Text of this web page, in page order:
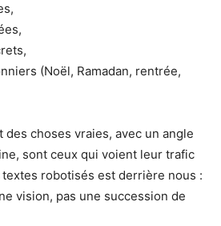
(Noël, Ramadan, rentrée,
choses vraies, avec un angle
sont ceux qui voient leur trafic
textes robotisés est derrière nous :
vision, pas une succession de